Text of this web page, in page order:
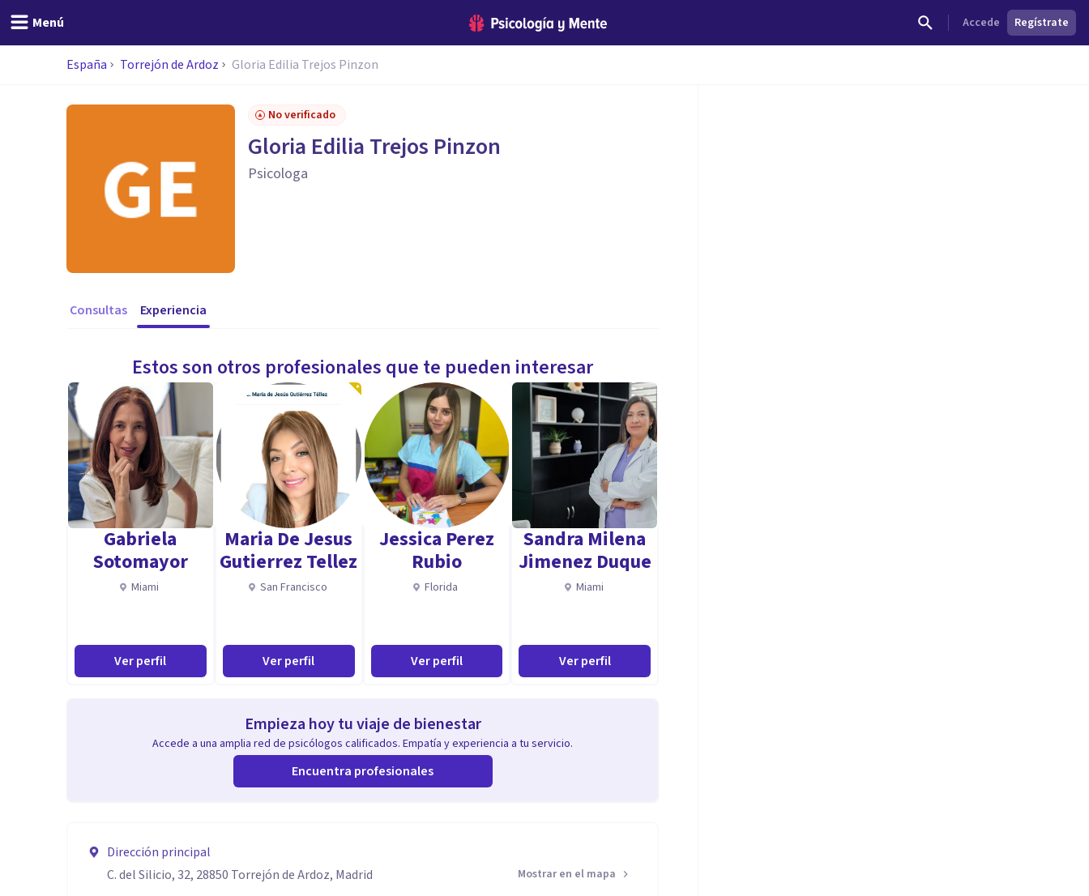
Menú Accede Regístrate
España Torrejón de Ardoz Gloria Edilia Trejos Pinzon
No verificado
Gloria Edilia Trejos Pinzon
Psicologa
Consultas Experiencia
Estos son otros profesionales que te pueden interesar
Gabriela
Sotomayor
Miami
Ver perfil
Maria De Jesus
Gutierrez Tellez
San Francisco
Ver perfil
Jessica Perez
Rubio
Florida
Ver perfil
Sandra Milena
Jimenez Duque
Miami
Ver perfil
Empieza hoy tu viaje de bienestar
Accede a una amplia red de psicólogos calificados. Empatía y experiencia a tu servicio.
Encuentra profesionales
Dirección principal
C. del Silicio, 32, 28850 Torrejón de Ardoz, Madrid
Mostrar en el mapa